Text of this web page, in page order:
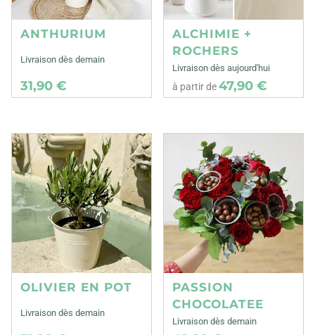
ANTHURIUM
Livraison dès demain
31,90 €
ALCHIMIE +
ROCHERS
Livraison dès aujourd'hui
à partir de47,90 €
OLIVIER EN POT
Livraison dès demain
PASSION
CHOCOLATEE
Livraison dès demain